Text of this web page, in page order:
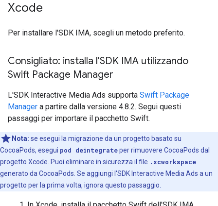
Xcode
Per installare l'SDK IMA, scegli un metodo preferito.
Consigliato: installa l'SDK IMA utilizzando
Swift Package Manager
L'SDK Interactive Media Ads supporta Swift Package
Manager a partire dalla versione 4.8.2. Segui questi
passaggi per importare il pacchetto Swift.
Nota: se esegui la migrazione da un progetto basato su
CocoaPods, esegui pod deintegrateper rimuovere CocoaPods dal
progetto Xcode. Puoi eliminare in sicurezza il file .xcworkspace
generato da CocoaPods. Se aggiungi l'SDK Interactive Media Ads a un
progetto per la prima volta, ignora questo passaggio.